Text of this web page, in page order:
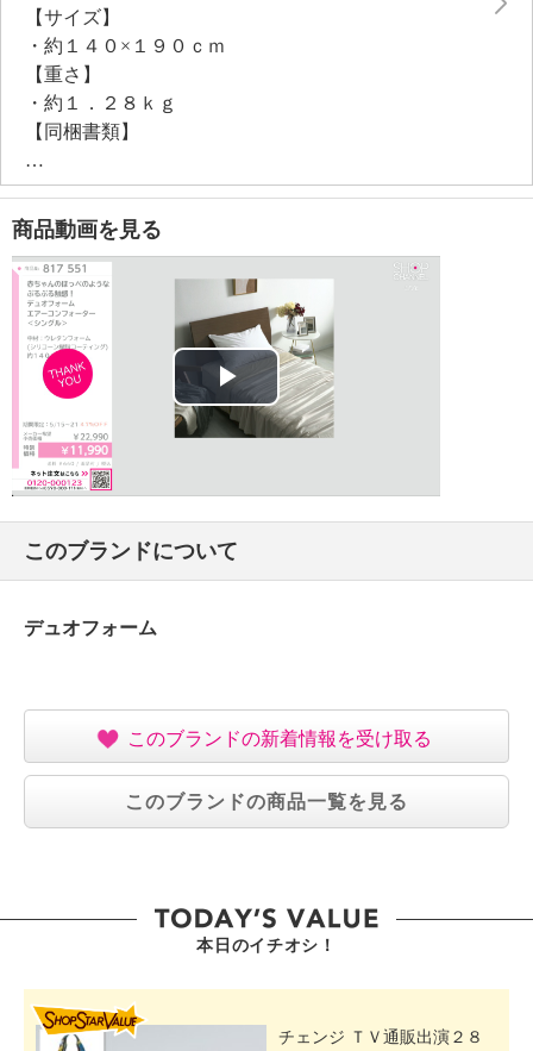
【サイズ】
・約１４０×１９０ｃｍ
【重さ】
・約１．２８ｋｇ
【同梱書類】
・取扱説明書
【メンテナンス（絵表示ラベル）】
・洗濯機：可
・漂白処理：塩素系・酸素系漂白不可
・タンブル乾燥：可（低温）
・自然乾燥：日陰の吊り干し
・アイロン仕上げ：不可
・ドライクリーニング：石油系ドライクリーニング可
・ウエットクリーニング：可
【メンテナンス（ケアラベル）】
・ネット使用
・単品洗い
・毛玉が生じるおそれあり
【使用上の注意】
【原産国（地）】
商品動画を見る
Play
このブランドについて
デュオフォーム
このブランドの新着情報を受け取る
このブランドの商品一覧を見る
本日のイチオシ！
チェンジ ＴＶ通販出演２８